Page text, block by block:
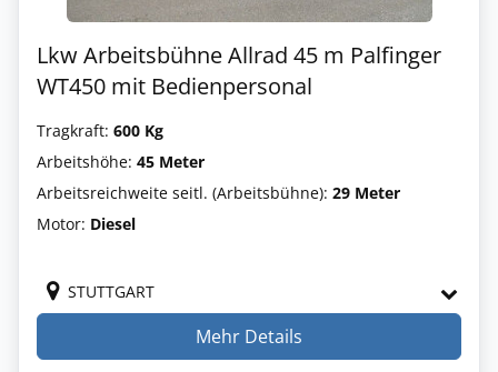
Lkw Arbeitsbühne Allrad 45 m Palfinger
WT450 mit Bedienpersonal
Tragkraft: 600 Kg
Arbeitshöhe: 45 Meter
Arbeitsreichweite seitl. (Arbeitsbühne): 29 Meter
Motor: Diesel
STUTTGART
Mehr Details